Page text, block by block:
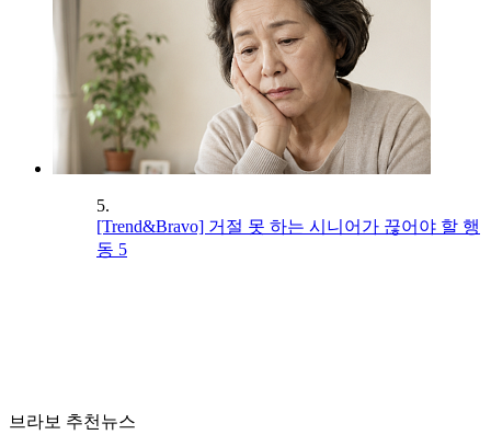
5.
[Trend&Bravo] 거절 못 하는 시니어가 끊어야 할 행
동 5
브라보 추천뉴스